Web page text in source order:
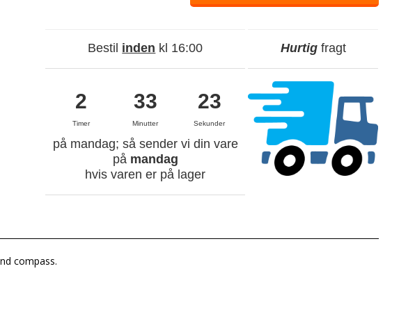
Bestil inden kl 16:00
2
Timer
33
Minutter
22
Sekunder
på mandag; så sender vi din vare
på mandag
hvis varen er på lager
Hurtigfragt
compass.